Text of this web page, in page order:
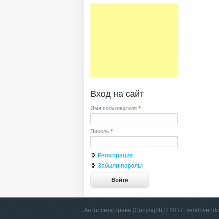
Вход на сайт
Имя пользователя *
Пароль *
Регистрация
Забыли пароль?
Авторские права (Copyright) © 2017,